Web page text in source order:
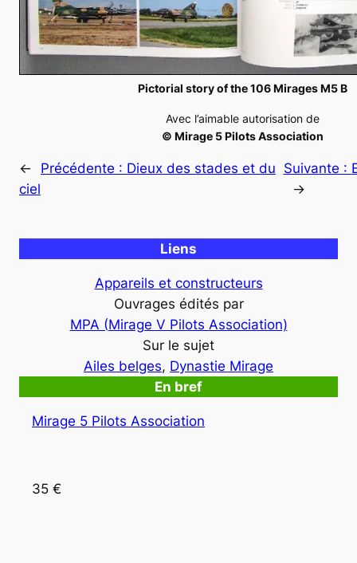
Pictorial story of the 106 Mirages M5 B
Avec l’aimable autorisation de
© Mirage 5 Pilots Association
← Précédente : Dieux des stades et du
ciel
Suivante :
→
Liens
Appareils et constructeurs
Ouvrages édités par
MPA (Mirage V Pilots Association)
Sur le sujet
Ailes belges, Dynastie Mirage
En bref
Mirage 5 Pilots Association
35 €